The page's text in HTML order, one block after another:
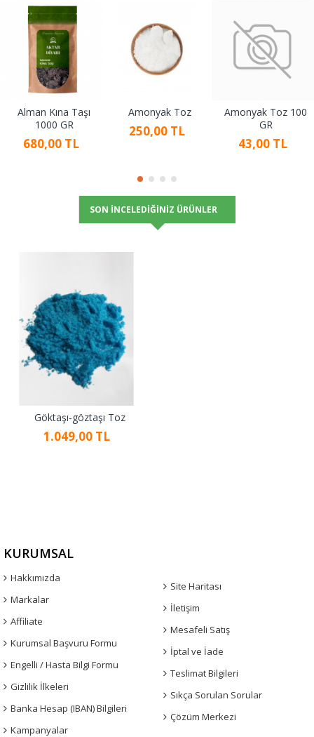
Alman Kına Taşı
1000 GR
680,00 TL
Amonyak Toz
250,00 TL
Amonyak Toz 100
GR
43,00 TL
SON İNCELEDIĞINIZ ÜRÜNLER
Göktaşı-göztaşı Toz
1.049,00 TL
KURUMSAL
Hakkımızda
Markalar
Affiliate
Kurumsal Başvuru Formu
Engelli / Hasta Bilgi Formu
Gizlilik İlkeleri
Banka Hesap (IBAN) Bilgileri
Kampanyalar
Site Haritası
İletişim
Mesafeli Satış
İptal ve İade
Teslimat Bilgileri
Sıkça Sorulan Sorular
Çözüm Merkezi